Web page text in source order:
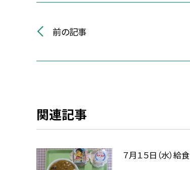
前の記事
関連記事
７月１５日（水）給食